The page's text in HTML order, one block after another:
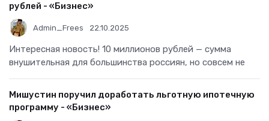
рублей - «Бизнес»
Admin_Frees 22.10.2025
Интересная новость! 10 миллионов рублей — сумма
внушительная для большинства россиян, но совсем не
Мишустин поручил доработать льготную ипотечную
программу - «Бизнес»